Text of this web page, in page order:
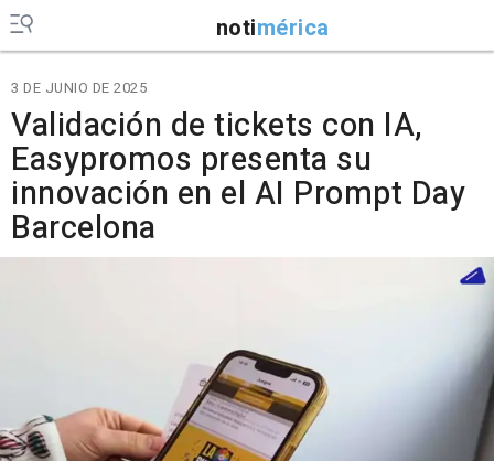
notimérica
3 DE JUNIO DE 2025
Validación de tickets con IA,
Easypromos presenta su
innovación en el AI Prompt Day
Barcelona